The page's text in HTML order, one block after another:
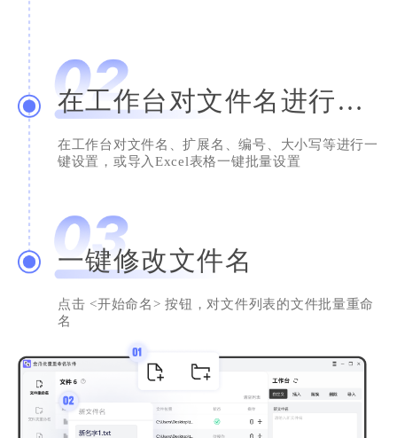
在工作台对文件名进行设置
在工作台对文件名、扩展名、编号、大小写等进行一
键设置，或导入Excel表格一键批量设置
一键修改文件名
点击 <开始命名> 按钮，对文件列表的文件批量重命
名
简洁，希望开发者越做越好！
书山鸭梨大
网络支持
细节凸显人性化
乱糟糟的文件名，有规律的文件看上去心情都
不一样，不错不错。
财务会计
高贵的小桂圆